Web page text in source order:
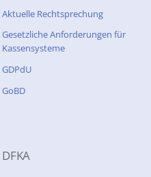
Aktuelle Rechtsprechung
Gesetzliche Anforderungen für
Kassensysteme
GDPdU
GoBD
DFKA